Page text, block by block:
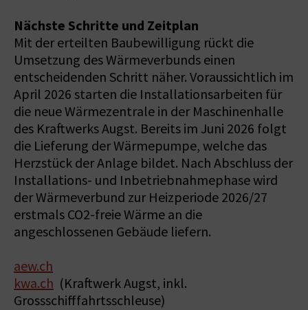
Nächste Schritte und Zeitplan
Mit der erteilten Baubewilligung rückt die
Umsetzung des Wärmeverbunds einen
entscheidenden Schritt näher. Voraussichtlich im
April 2026 starten die Installationsarbeiten für
die neue Wärmezentrale in der Maschinenhalle
des Kraftwerks Augst. Bereits im Juni 2026 folgt
die Lieferung der Wärmepumpe, welche das
Herzstück der Anlage bildet. Nach Abschluss der
Installations- und Inbetriebnahmephase wird
der Wärmeverbund zur Heizperiode 2026/27
erstmals CO2-freie Wärme an die
angeschlossenen Gebäude liefern.
aew.ch
kwa.ch (Kraftwerk Augst, inkl.
Grossschifffahrtsschleuse)